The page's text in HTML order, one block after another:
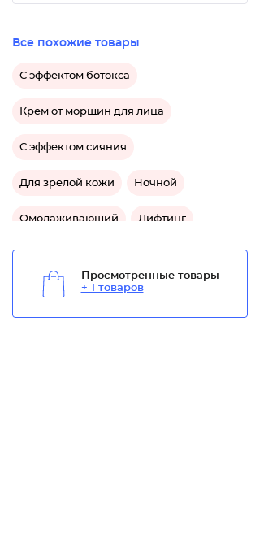
Все похожие товары
С эффектом ботокса
Крем от морщин для лица
С эффектом сияния
Для зрелой кожи Ночной
Омолаживающий Лифтинг
Восстанавливающий
Просмотренные товары
+ 1 товаров